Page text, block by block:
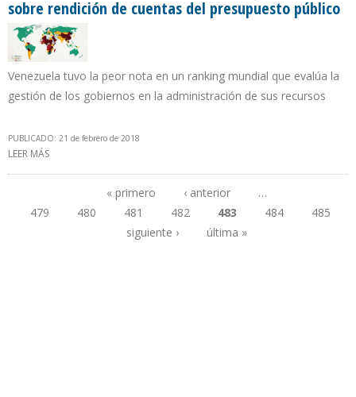
sobre rendición de cuentas del presupuesto público
Venezuela tuvo la peor nota en un ranking mundial que evalúa la
gestión de los gobiernos en la administración de sus recursos
PUBLICADO: 21 de febrero de 2018
LEER MÁS
Páginas
« primero ‹ anterior
…
479
480 481 482 483 484
485
siguiente ›
última »